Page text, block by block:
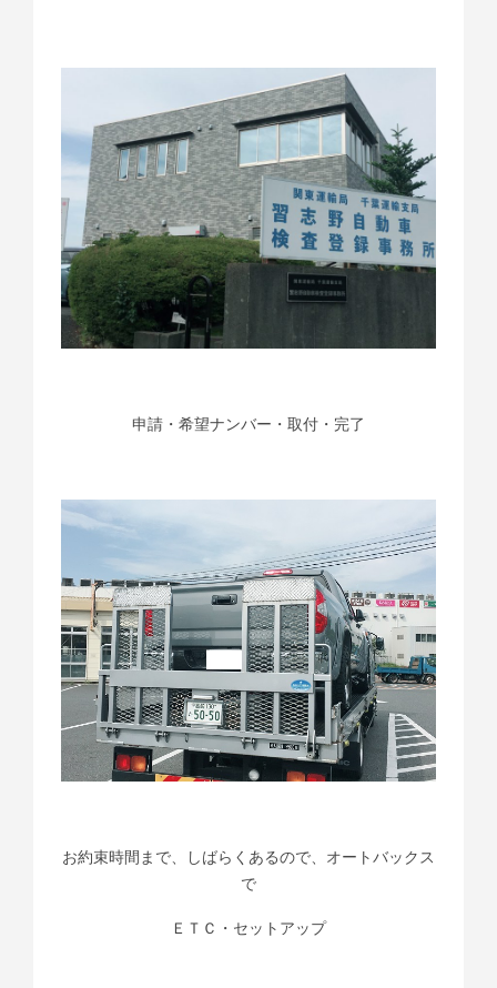
申請・希望ナンバー・取付・完了
お約束時間まで、しばらくあるので、オートバックス
で
ＥＴＣ・セットアップ